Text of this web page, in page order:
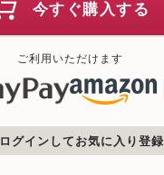
今すぐ購入する
ご利用いただけます
ログインしてお気に入り登録